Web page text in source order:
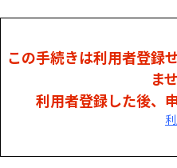
この手続きは利用者登録
ま
利用者登録した後、